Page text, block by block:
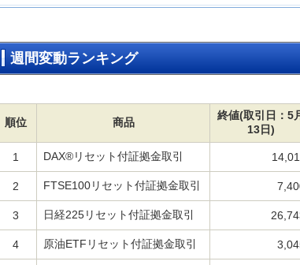
週間変動ランキング
順位 商品
終値(取引日：5
13日)
1 DAX®リセット付証拠金取引
2 FTSE100リセット付証拠金取引
3 日経225リセット付証拠金取引
4 原油ETFリセット付証拠金取引